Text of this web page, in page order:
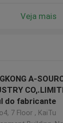
Veja mais
A-
do fabricante
7 Floor , KaiTu